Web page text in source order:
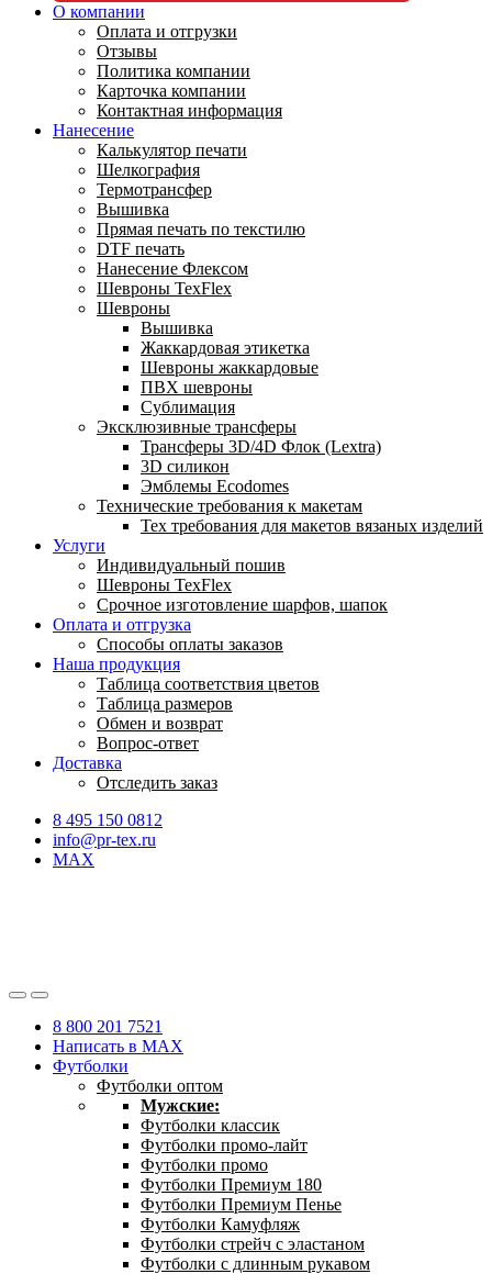
О компании
Оплата и отгрузки
Отзывы
Политика компании
Карточка компании
Контактная информация
Нанесение
Калькулятор печати
Шелкография
Термотрансфер
Вышивка
Прямая печать по текстилю
DTF печать
Нанесение Флексом
Шевроны TexFlex
Шевроны
Вышивка
Жаккардовая этикетка
Шевроны жаккардовые
ПВХ шевроны
Сублимация
Эксклюзивные трансферы
Трансферы 3D/4D Флок (Lextra)
3D силикон
Эмблемы Ecodomes
Технические требования к макетам
Тех требования для макетов вязаных изделий
Услуги
Индивидуальный пошив
Шевроны TexFlex
Срочное изготовление шарфов, шапок
Оплата и отгрузка
Способы оплаты заказов
Наша продукция
Таблица соответствия цветов
Таблица размеров
Обмен и возврат
Вопрос-ответ
Доставка
Отследить заказ
8 495 150 0812
info@pr-tex.ru
MAX
8 800 201 7521
Написать в MAX
Футболки
Футболки оптом
Мужские:
Футболки классик
Футболки промо-лайт
Футболки промо
Футболки Премиум 180
Футболки Премиум Пенье
Футболки Камуфляж
Футболки стрейч с эластаном
Футболки с длинным рукавом